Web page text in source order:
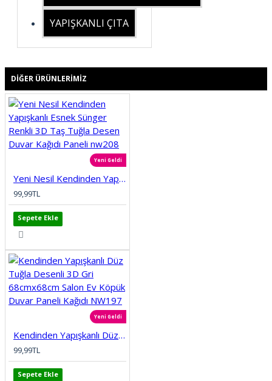
YAPIŞKANLI ÇITA
DIĞER ÜRÜNLERIMIZ
Yeni Geldi
Yeni Nesil Kendinden Yapışkanlı Esnek Sünger Renkli 3D Taş Tuğla Desen Duvar Kağıdı Paneli nw208
99,99TL
Sepete Ekle
Yeni Geldi
Kendinden Yapışkanlı Düz Tuğla Desenli 3D Gri 68cmx68cm Salon Ev Köpük Duvar Paneli Kağıdı NW197
99,99TL
Sepete Ekle